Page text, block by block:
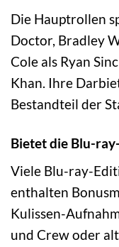
Die Hauptrollen
Doctor, Bradley
Cole als Ryan
Khan. Ihre
Bestandteil der
Bietet die Blu-
Viele Blu-ray-
enthalten
Kulissen-
und Crew oder